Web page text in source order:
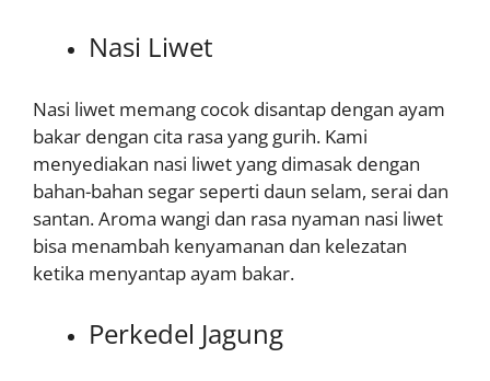
Nasi Liwet
Nasi liwet memang cocok disantap dengan ayam
bakar dengan cita rasa yang gurih. Kami
menyediakan nasi liwet yang dimasak dengan
bahan-bahan segar seperti daun selam, serai dan
santan. Aroma wangi dan rasa nyaman nasi liwet
bisa menambah kenyamanan dan kelezatan
ketika menyantap ayam bakar.
Perkedel Jagung